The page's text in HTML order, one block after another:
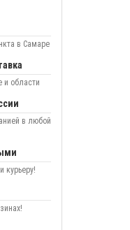
в Самаре
и области
в любой
курьеру!